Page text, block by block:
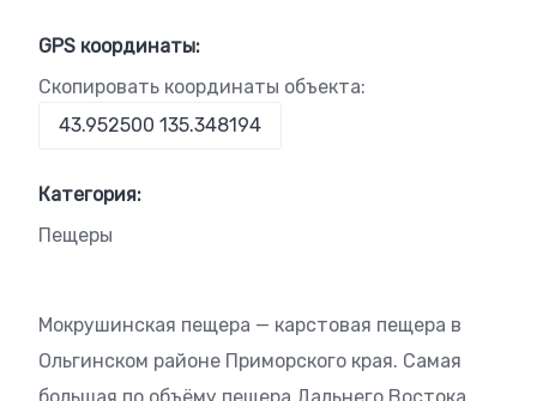
GPS координаты:
Скопировать координаты объекта:
Категория:
Пещеры
Мокрушинская пещера — карстовая пещера в
Ольгинском районе Приморского края. Самая